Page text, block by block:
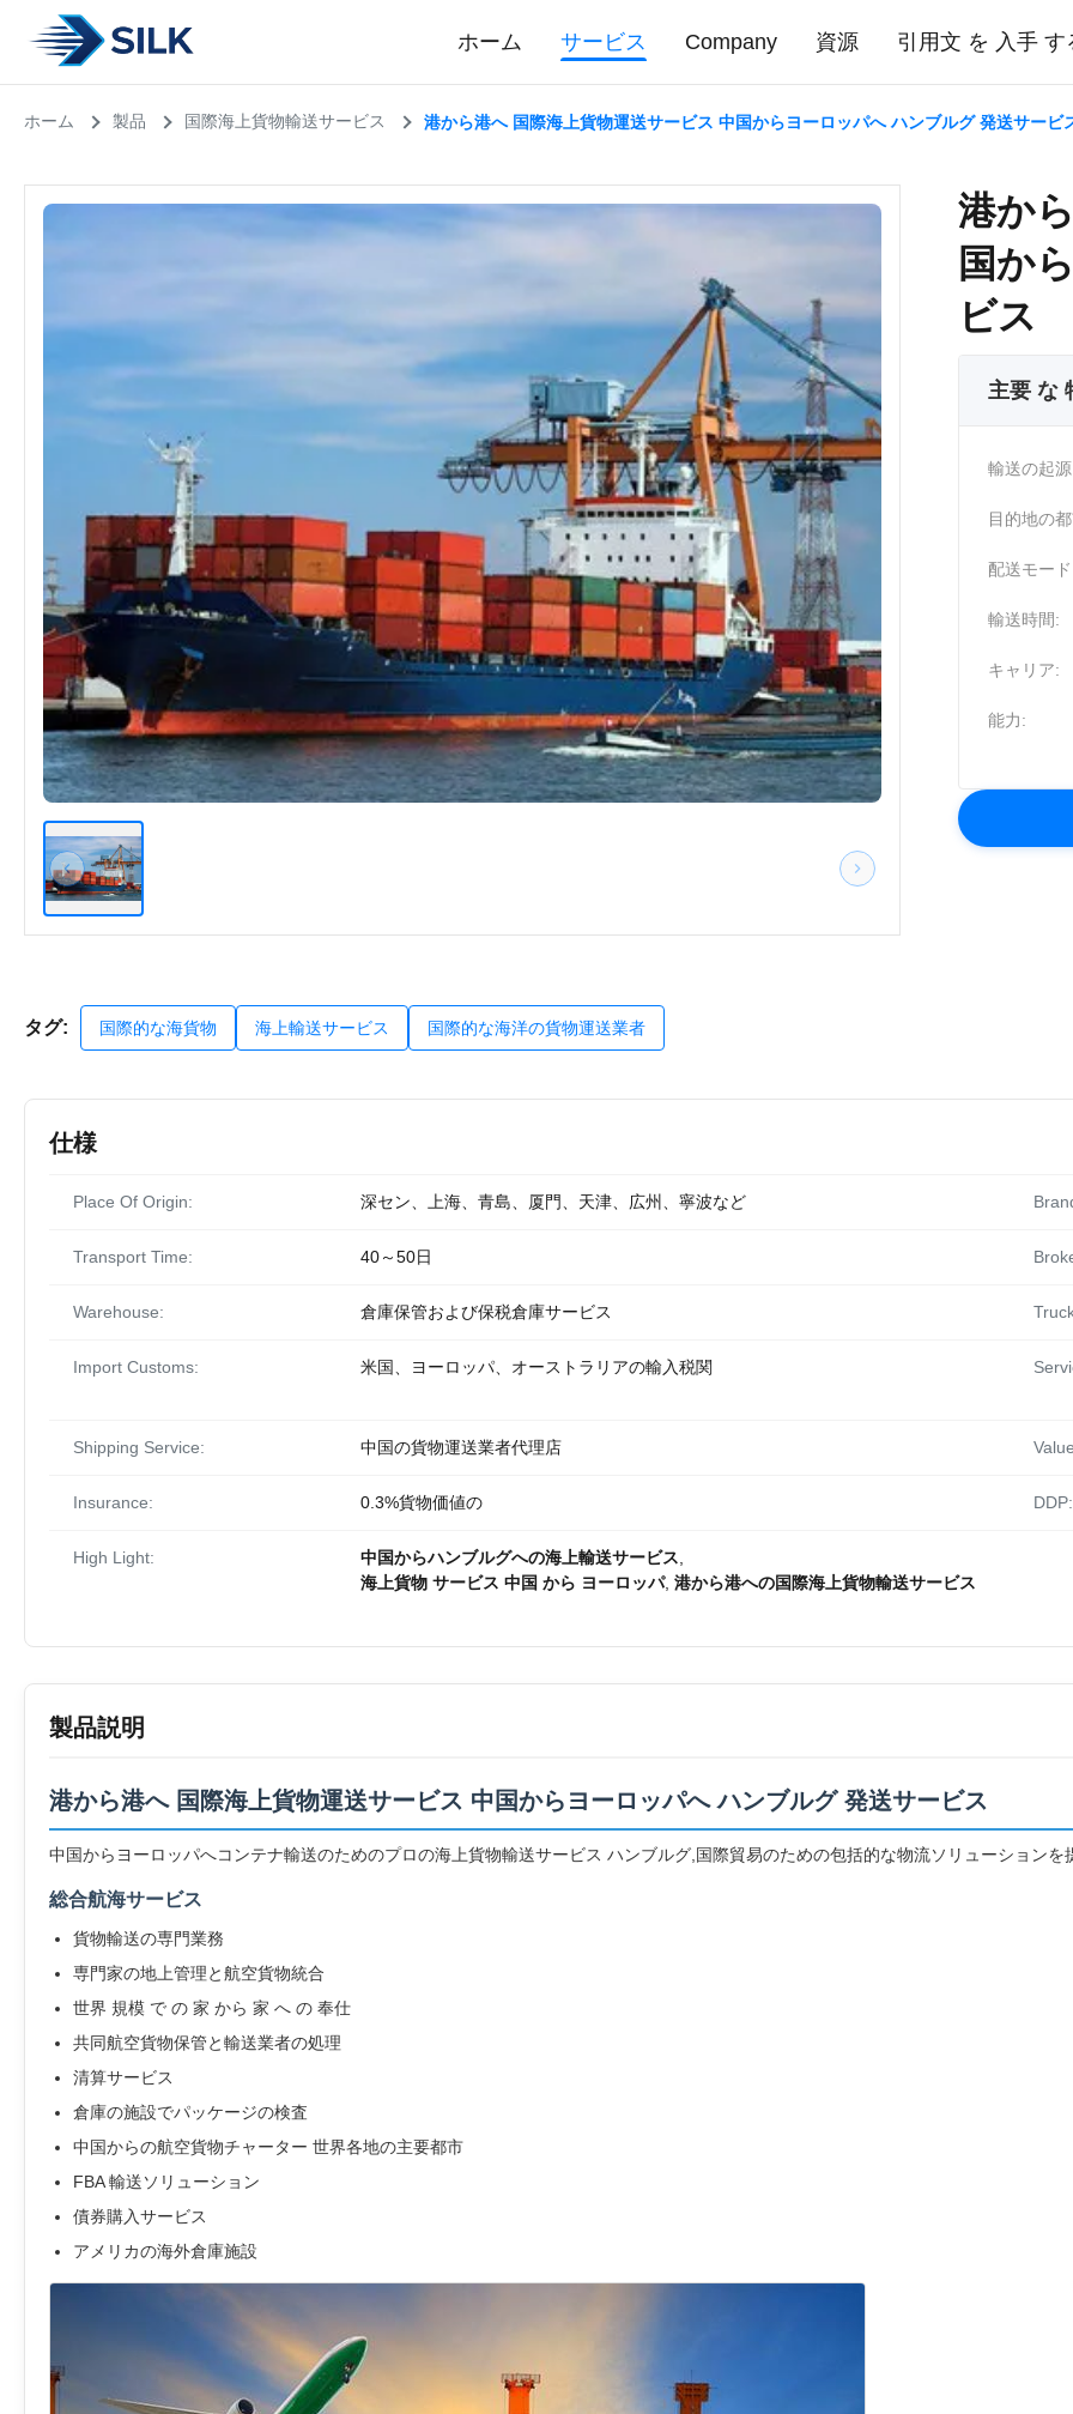
ホーム サービス Company 資源 引用文 を 入手 す
ホーム 製品 国際海上貨物輸送サービス 港から港へ 国際海上貨物運送サービス 中国からヨーロッパへ ハンブルグ 発送サービ
港か
国か
ビス
主要 な
輸送の起
目的地の
配送モー
輸送時間:
キャリア:
能力:
タグ: 国際的な海貨物 海上輸送サービス 国際的な海洋の貨物運送業者
仕様
Place Of Origin: 深セン、上海、青島、厦門、天津、広州、寧波など
Transport Time: 40～50日
Warehouse: 倉庫保管および保税倉庫サービス
Import Customs: 米国、ヨーロッパ、オーストラリアの輸入税関
Shipping Service: 中国の貨物運送業者代理店
Insurance: 0.3%貨物価値の DDP:
High Light: 中国からハンブルグへの海上輸送サービス
海上貨物 サービス 中国 から ヨーロッパ, 港から港への国際海上貨物輸送サービス
製品説明
港から港へ 国際海上貨物運送サービス 中国からヨーロッパへ ハンブルグ 発送サービス
中国からヨーロッパへコンテナ輸送のためのプロの海上貨物輸送サービス ハンブルグ,国際貿易のための包括的な物流ソリューションを
総合航海サービス
貨物輸送の専門業務
専門家の地上管理と航空貨物統合
世界 規模 で の 家 から 家 へ の 奉仕
共同航空貨物保管と輸送業者の処理
清算サービス
倉庫の施設でパッケージの検査
中国からの航空貨物チャーター 世界各地の主要都市
FBA 輸送ソリューション
債券購入サービス
アメリカの海外倉庫施設